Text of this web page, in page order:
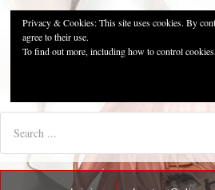
"I'm the best there is at what I do,
Privacy & Cookies: This site uses cookies. By
agree to their use.
To find out more, including how to control